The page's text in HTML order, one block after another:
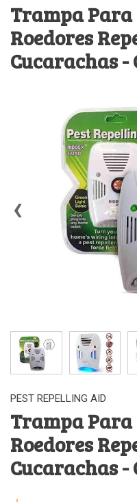
Trampa Para
Roedores
Cucarachas -
‹
PEST REPELLING AID
Trampa Para
Roedores
Cucarachas -